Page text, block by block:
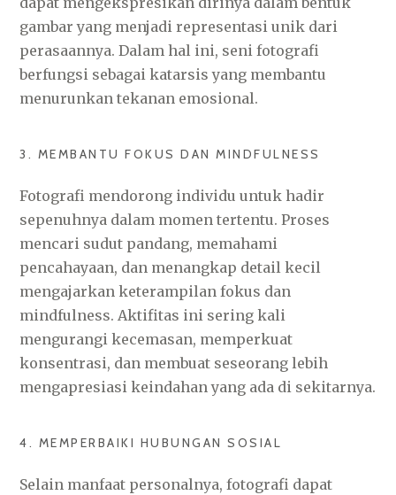
gambar yang menjadi representasi unik dari
perasaannya. Dalam hal ini, seni fotografi
berfungsi sebagai katarsis yang membantu
menurunkan tekanan emosional.
3. MEMBANTU FOKUS DAN MINDFULNESS
Fotografi mendorong individu untuk hadir
sepenuhnya dalam momen tertentu. Proses
mencari sudut pandang, memahami
pencahayaan, dan menangkap detail kecil
mengajarkan keterampilan fokus dan
mindfulness. Aktifitas ini sering kali
mengurangi kecemasan, memperkuat
konsentrasi, dan membuat seseorang lebih
mengapresiasi keindahan yang ada di sekitarnya.
4. MEMPERBAIKI HUBUNGAN SOSIAL
Selain manfaat personalnya, fotografi dapat